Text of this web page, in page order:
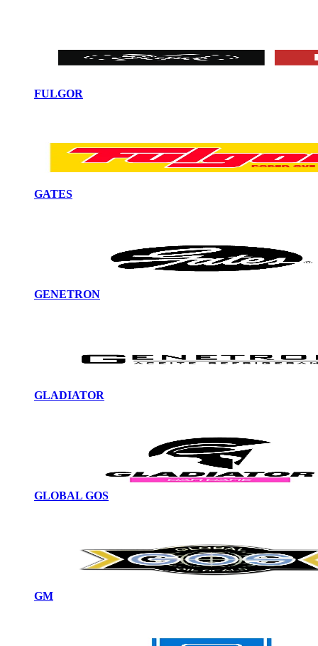
FULGOR
GATES
GENETRON
GLADIATOR
GLOBAL GOS
GM